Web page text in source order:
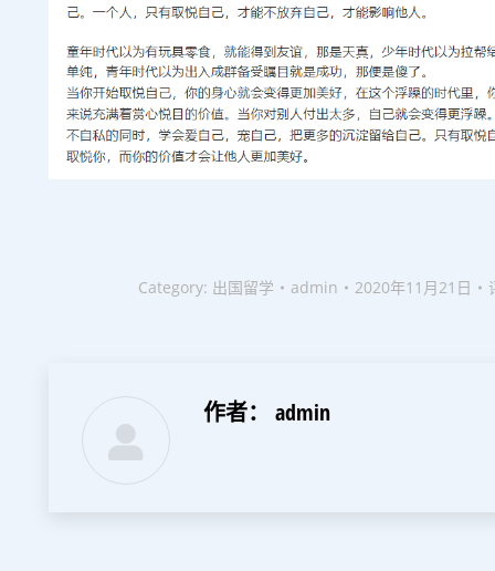
Category: 出国留学 admin 2020年11月21日
作者： admin